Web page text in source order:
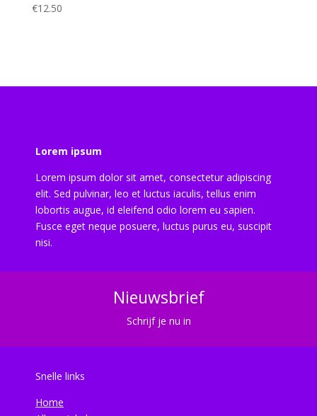
€12.50
Lorem ipsum
Lorem ipsum dolor sit amet, consectetur adipiscing
elit. Sed pulvinar, leo et luctus iaculis, tellus enim
lobortis augue, id eleifend odio lorem eu sapien.
Fusce eget neque posuere, luctus purus eu, suscipit
nisi.
Nieuwsbrief
Schrijf je nu in
Snelle links
Home